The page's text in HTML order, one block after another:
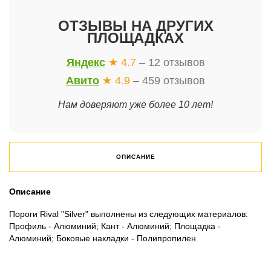
ОТЗЫВЫ НА ДРУГИХ
ПЛОЩАДКАХ
Яндекс ★ 4.7 – 12 отзывов
Авито ★ 4.9 – 459 отзывов
Нам доверяют уже более 10 лет!
ОПИСАНИЕ
Описание
Пороги Rival "Silver" выполнены из следующих материалов:
Профиль - Алюминий; Кант - Алюминий; Площадка -
Алюминий; Боковые накладки - Полипропилен